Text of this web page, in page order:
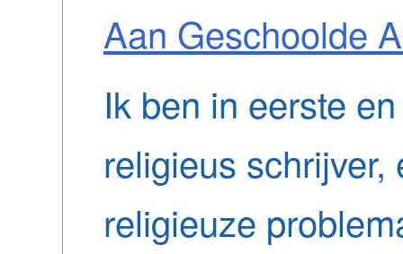
Aan Geschoolde
Ik ben in eerste
religieus
religieuze